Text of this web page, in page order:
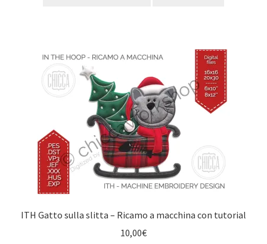
ITH Gatto sulla slitta – Ricamo a macchina con tutorial
10,00€